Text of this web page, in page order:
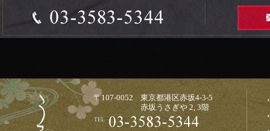
〒107-0052 東京都港区赤坂4-3-5
赤坂うさぎや 2, 3階